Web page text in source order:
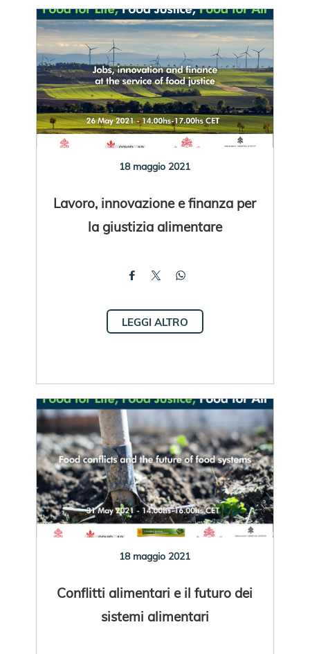
18 maggio 2021
Lavoro, innovazione e finanza per
la giustizia alimentare
LEGGI ALTRO
18 maggio 2021
Conflitti alimentari e il futuro dei
sistemi alimentari